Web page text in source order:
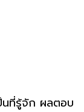
นที่รู้จัก ผลตอบ